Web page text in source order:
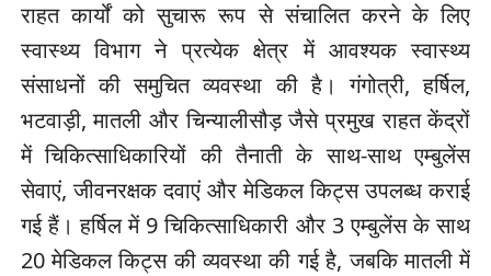
राहत कार्यों को सुचारू रूप से संचालित करने के लिए
स्वास्थ्य विभाग ने प्रत्येक क्षेत्र में आवश्यक स्वास्थ्य
संसाधनों की समुचित व्यवस्था की है। गंगोत्री, हर्षिल,
भटवाड़ी, मातली और चिन्यालीसौड़ जैसे प्रमुख राहत केंद्रों
में चिकित्साधिकारियों की तैनाती के साथ-साथ एम्बुलेंस
सेवाएं, जीवनरक्षक दवाएं और मेडिकल किट्स उपलब्ध कराई
गई हैं। हर्षिल में 9 चिकित्साधिकारी और 3 एम्बुलेंस के साथ
20 मेडिकल किट्स की व्यवस्था की गई है, जबकि मातली में